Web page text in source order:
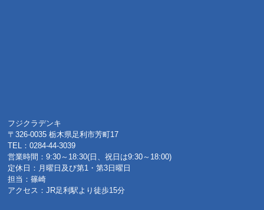
フジクラデンキ
〒326-0035 栃木県足利市芳町17
TEL：0284-44-3039
営業時間：9:30～18:30(日、祝日は9:30～18:00)
定休日：月曜日及び第1・第3日曜日
担当：篠崎
アクセス：JR足利駅より徒歩15分